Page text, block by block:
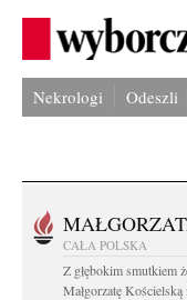
Nekrologi Odeszli
CAŁA POLSKA
Z głębokim smutkiem
Małgorzatę